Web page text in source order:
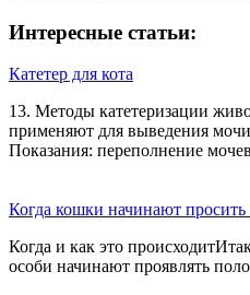
Интересные статьи:
Катетер для кота
13. Методы катетеризации
применяют для выведения
Показания: переполнение
Когда кошки начинают просить
Когда и как это
особи начинают проявлять